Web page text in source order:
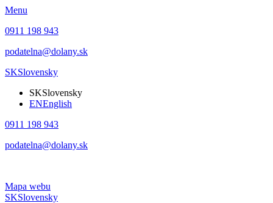
Menu
0911 198 943
podatelna@dolany.sk
SKSlovensky
SKSlovensky
ENEnglish
0911 198 943
podatelna@dolany.sk
Mapa webu
SKSlovensky